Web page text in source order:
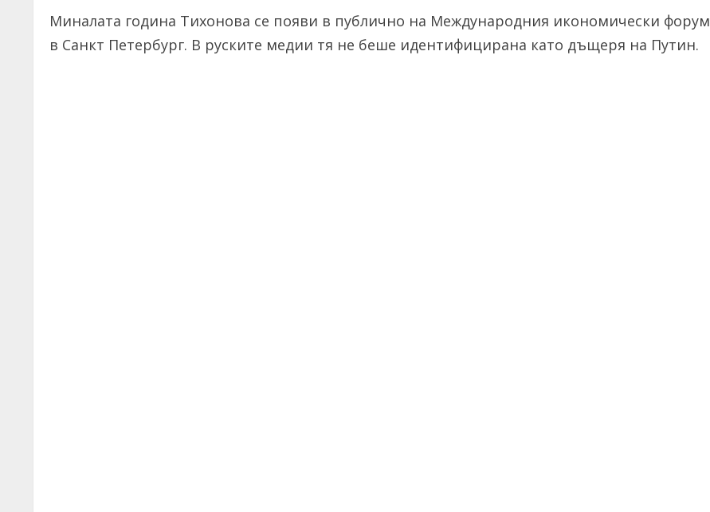
Миналата година Тихонова се появи в публично на Международния икономически форум
в Санкт Петербург. В руските медии тя не беше идентифицирана като дъщеря на Путин.